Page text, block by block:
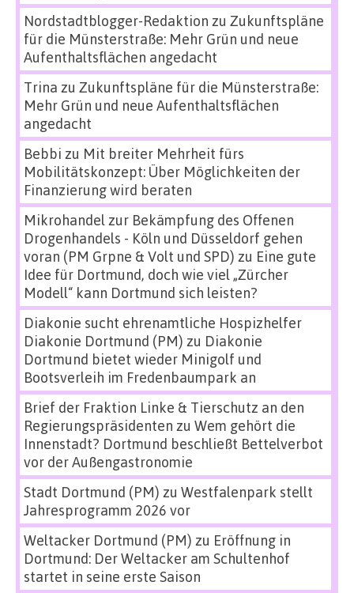
Nordstadtblogger-Redaktion zu Zukunftspläne
für die Münsterstraße: Mehr Grün und neue
Aufenthaltsflächen angedacht
Trina zu Zukunftspläne für die Münsterstraße:
Mehr Grün und neue Aufenthaltsflächen
angedacht
Bebbi zu Mit breiter Mehrheit fürs
Mobilitätskonzept: Über Möglichkeiten der
Finanzierung wird beraten
Mikrohandel zur Bekämpfung des Offenen
Drogenhandels - Köln und Düsseldorf gehen
voran (PM Grpne & Volt und SPD) zu Eine gute
Idee für Dortmund, doch wie viel „Zürcher
Modell“ kann Dortmund sich leisten?
Diakonie sucht ehrenamtliche Hospizhelfer
Diakonie Dortmund (PM) zu Diakonie
Dortmund bietet wieder Minigolf und
Bootsverleih im Fredenbaumpark an
Brief der Fraktion Linke & Tierschutz an den
Regierungspräsidenten zu Wem gehört die
Innenstadt? Dortmund beschließt Bettelverbot
vor der Außengastronomie
Stadt Dortmund (PM) zu Westfalenpark stellt
Jahresprogramm 2026 vor
Weltacker Dortmund (PM) zu Eröffnung in
Dortmund: Der Weltacker am Schultenhof
startet in seine erste Saison